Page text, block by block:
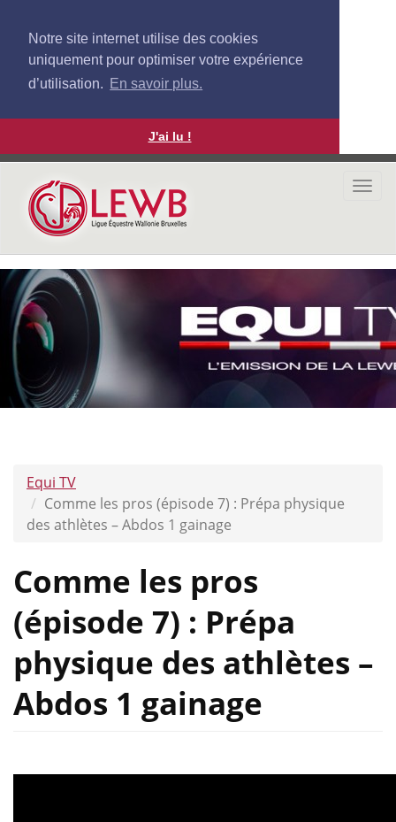
Notre site internet utilise des cookies
uniquement pour optimiser votre expérience
d’utilisation. En savoir plus.
J'ai lu !
Aller
contenu
principal
Equi TV
Comme les pros (épisode 7) : Prépa physique
des athlètes – Abdos 1 gainage
Comme les pros
(épisode 7) : Prépa
physique des athlètes –
Abdos 1 gainage